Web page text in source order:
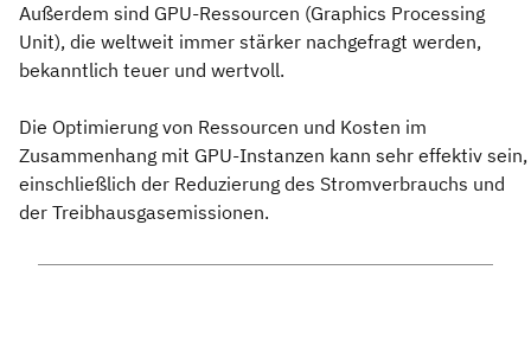
Außerdem sind GPU-Ressourcen (Graphics Processing
Unit), die weltweit immer stärker nachgefragt werden,
bekanntlich teuer und wertvoll.
Die Optimierung von Ressourcen und Kosten im
Zusammenhang mit GPU-Instanzen kann sehr effektiv sein,
einschließlich der Reduzierung des Stromverbrauchs und
der Treibhausgasemissionen.